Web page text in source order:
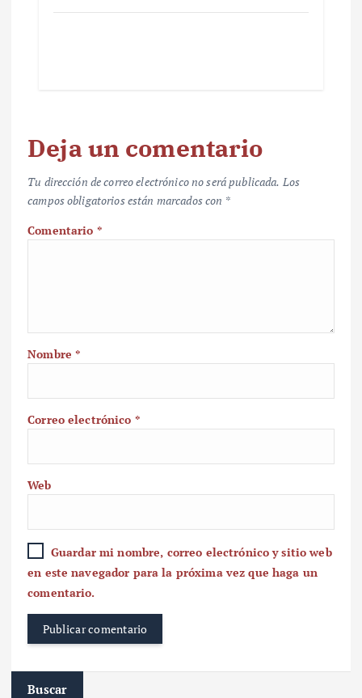
Deja un comentario
Tu dirección de correo electrónico no será publicada. Los
campos obligatorios están marcados con *
Comentario *
Nombre*
Correo electrónico *
Web
Guardar mi nombre, correo electrónico y sitio web
en este navegador para la próxima vez que haga un
comentario.
Buscar